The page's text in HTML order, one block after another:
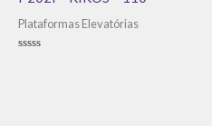
Plataformas Elevatórias